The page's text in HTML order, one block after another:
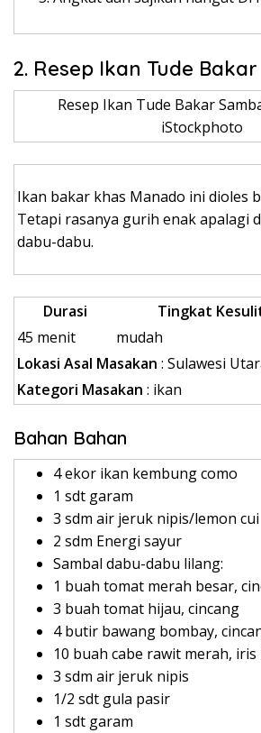
2. Resep Ikan Tude Bakar
Resep Ikan Tude Bakar
iStockphoto
Ikan bakar khas Manado ini dioles
Tetapi rasanya gurih enak apalagi
dabu-dabu.
Durasi Tingkat
45 menit
mudah
Lokasi Asal Masakan : Sulawesi
Kategori Masakan : ikan
Bahan Bahan
4 ekor ikan kembung como
1 sdt garam
3 sdm air jeruk nipis/lemon cui
2 sdm Energi sayur
Sambal dabu-dabu lilang:
1 buah tomat merah besar,
3 buah tomat hijau, cincang
4 butir bawang bombay,
10 buah cabe rawit merah, iris
3 sdm air jeruk nipis
1/2 sdt gula pasir
1 sdt garam